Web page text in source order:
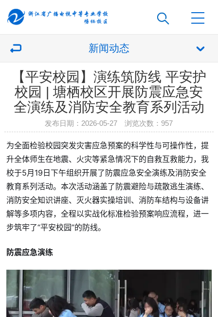
新闻动态
【平安校园】演练筑防线 平安护
校园 | 塘栖校区开展防震应急安
全演练及消防安全教育系列活动
发布日期：2026-05-27 浏览次数： 957
为全面检验校园突发灾害应急预案的科学性与可操作性，提
升全体师生在地震、火灾等紧急情况下的自救互救能力，我
校于5月19日下午组织开展了防震应急安全演练及消防安全
教育系列活动。本次活动涵盖了防震避险与疏散逃生演练、
消防安全知识讲座、灭火器实操培训、消防车结构与设备讲
解等多项内容，全程以实战化标准检验预案响应流程，进一
步筑牢了“平安校园”的防线。
防震应急演练